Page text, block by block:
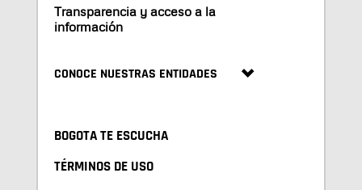
Transparencia y acceso a la
información
CONOCE NUESTRAS ENTIDADES
BOGOTA TE ESCUCHA
TÉRMINOS DE USO